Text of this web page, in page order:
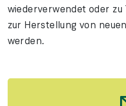
wieder­ver­wendet oder
zur Her­stellung von
werden.